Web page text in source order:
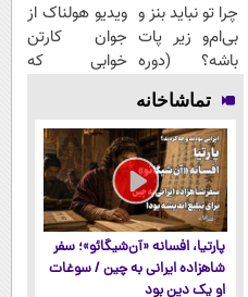
چرا تو نباید بنز و
بی‌ام‌و زیر پات
باشه؟ (دوره
رایگان درآمد
میلیاردی)
ویدیو هولناک از
جوان کارتن
خوابی که
تماشاخانه
پارتیا، افسانه «آن‌شیگائو»؛ سفر
شاهزاده ایرانی به چین / سوغات
او یک دین بود